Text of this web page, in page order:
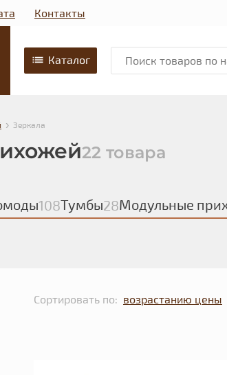
Контакты
Каталог
› Зеркала
22 товара
108Тумбы28Модульные
Сортировать по: возрастанию цены